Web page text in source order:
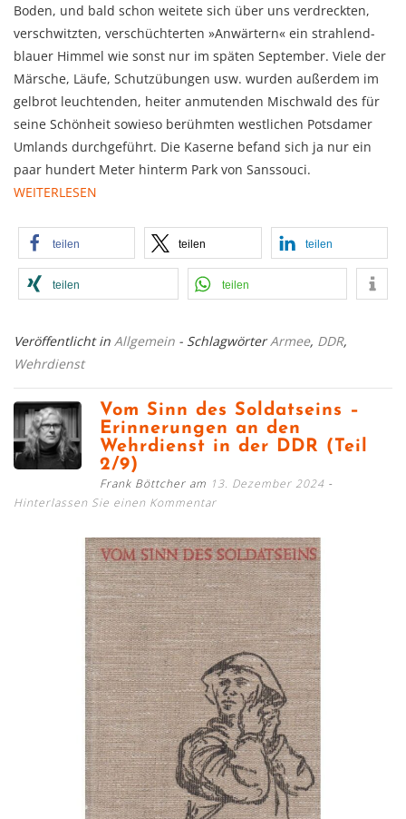
Boden, und bald schon weitete sich über uns ver­dreck­ten,
verschwitzten, verschüch­ter­ten »Anwärtern« ein strah­lend­
blauer Himmel wie sonst nur im späten September. Viele der
Mär­sche, Läufe, Schutz­übungen usw. wurden außer­dem im
gelb­rot leuch­tenden, heiter anmutenden Misch­wald des für
seine Schönheit sowieso berühmten west­lichen Potsdamer
Umlands durch­ge­führt. Die Kaserne befand sich ja nur ein
paar hundert Meter hin­term Park von Sanssouci.
WEITERLESEN
teilen teilen teilen
teilen teilen
Veröffentlicht in Allgemein - SchlagwörterArmee, DDR,
Wehrdienst
Vom Sinn des Soldatseins –
Erinnerungen an den
Wehrdienst in der DDR (Teil
2/9)
Frank Böttcher am 13. Dezember 2024
Hinterlassen Sie einen Kommentar